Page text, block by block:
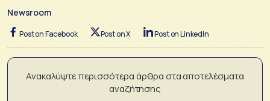
Newsroom
Post on Facebook Post on X Post on LinkedIn
Ανακαλύψτε περισσότερα άρθρα στα αποτελέσματα
αναζήτησης